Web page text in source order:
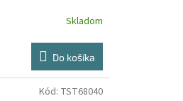
Skladom
Do košíka
Kód: TST68040